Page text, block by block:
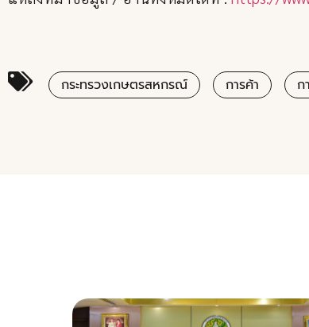
กระทรวงเกษตรสหกรณ์ การค้า ก